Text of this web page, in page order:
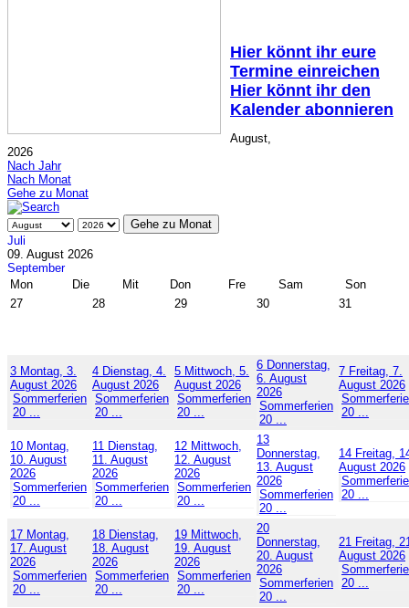
Hier könnt ihr eure
Termine einreichen
Hier könnt ihr den
Kalender abonnieren
August,
2026
Nach Jahr
Nach Monat
Gehe zu Monat
Gehe zu Monat
Juli
09. August 2026
September
Mon
Die Mit Don Fre Sam
Son
27
28 29 30 31
3 Montag, 3.
August 2026
Sommerferien
20 ...
4 Dienstag, 4.
August 2026
Sommerferien
20 ...
5 Mittwoch, 5.
August 2026
Sommerferien
20 ...
6 Donnerstag,
6. August
2026
Sommerferien
20 ...
7 Freitag, 7.
August 2026
20 ...
10 Montag,
10. August
2026
Sommerferien
20 ...
11 Dienstag,
11. August
2026
Sommerferien
20 ...
12 Mittwoch,
12. August
2026
Sommerferien
20 ...
13
Donnerstag,
13. August
2026
Sommerferien
20 ...
14 Freitag,
August 2026
20 ...
17 Montag,
17. August
2026
Sommerferien
20 ...
18 Dienstag,
18. August
2026
Sommerferien
20 ...
19 Mittwoch,
19. August
2026
Sommerferien
20 ...
20
Donnerstag,
20. August
2026
Sommerferien
20 ...
21 Freitag,
August 2026
20 ...